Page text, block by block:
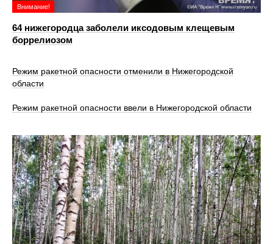
Внимание!
64 нижегородца заболели иксодовым клещевым
боррелиозом
Режим ракетной опасности отменили в Нижегородской
области
Режим ракетной опасности ввели в Нижегородской области